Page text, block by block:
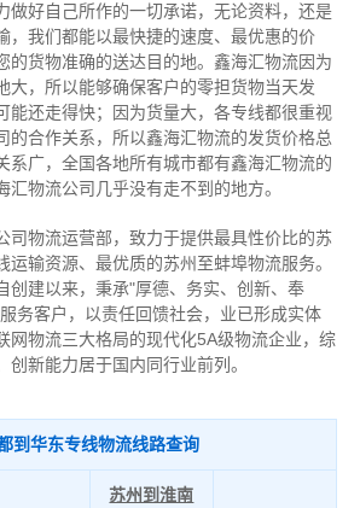
做好自己所作的一切承诺，无论资料，还是
，我们都能以最快捷的速度、最优惠的价
的货物准确的送达目的地。鑫海汇物流因为
大，所以能够确保客户的零担货物当天发
能还走得快；因为货量大，各专线都很重视
的合作关系，所以鑫海汇物流的发货价格总
系广，全国各地所有城市都有鑫海汇物流的
汇物流公司几乎没有走不到的地方。
物流运营部，致力于提供最具性价比的苏
运输资源、最优质的苏州至蚌埠物流服务。
创建以来，秉承"厚德、务实、创新、奉
务客户，以责任回馈社会，业已形成实体
网物流三大格局的现代化5A级物流企业，综
创新能力居于国内同行业前列。
到华东专线物流线路查询
苏州到淮南